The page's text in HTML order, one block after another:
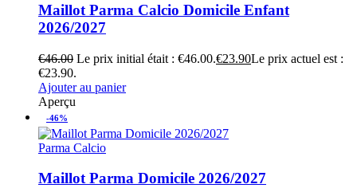
Maillot Parma Calcio Domicile Enfant
2026/2027
€46.00 Le prix initial était : €46.00.€23.90Le prix actuel est :
€23.90.
Ajouter au panier
Aperçu
-46%
Parma Calcio
Maillot Parma Domicile 2026/2027